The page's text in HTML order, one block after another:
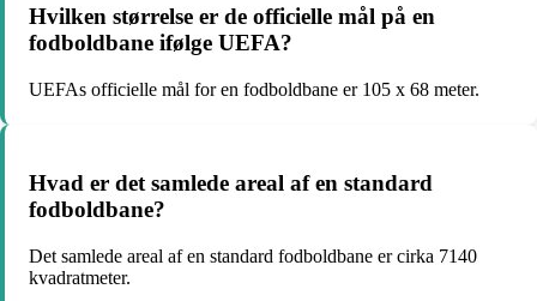
Hvilken størrelse er de officielle mål på en
fodboldbane ifølge UEFA?
UEFAs officielle mål for en fodboldbane er 105 x 68 meter.
Hvad er det samlede areal af en standard
fodboldbane?
Det samlede areal af en standard fodboldbane er cirka 7140
kvadratmeter.